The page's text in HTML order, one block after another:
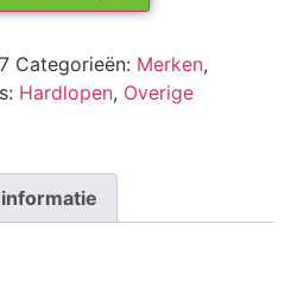
Categorieën: Merken,
Hardlopen, Overige